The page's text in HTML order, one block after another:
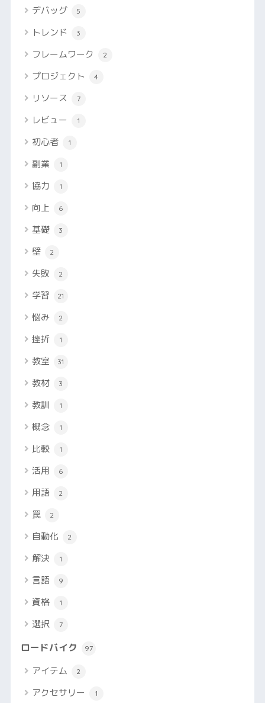
デバッグ 5
トレンド 3
フレームワーク 2
プロジェクト 4
リソース 7
レビュー 1
初心者 1
副業 1
協力 1
向上 6
基礎 3
壁 2
失敗 2
学習 21
悩み 2
挫折 1
教室 31
教材 3
教訓 1
概念 1
比較 1
活用 6
用語 2
罠 2
自動化 2
解決 1
言語 9
資格 1
選択 7
ロードバイク 97
アイテム 2
アクセサリー 1